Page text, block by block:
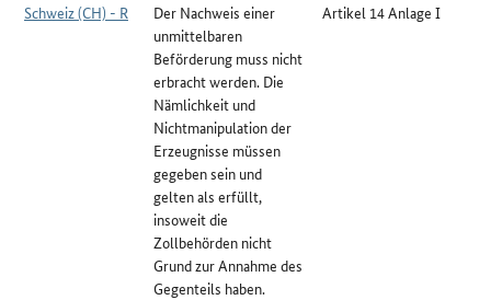
Schweiz (CH) - R
Der Nachweis einer
unmittelbaren
Beförderung muss nicht
erbracht werden. Die
Nämlichkeit und
Nichtmanipulation der
Erzeugnisse müssen
gegeben sein und
gelten als erfüllt,
insoweit die
Zollbehörden nicht
Grund zur Annahme des
Gegenteils haben.
Artikel 14 Anlage I